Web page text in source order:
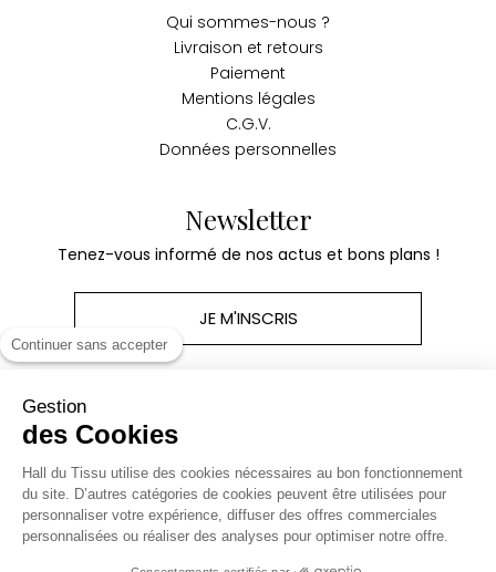
Continuer sans accepter
Gestion
des Cookies
Hall du Tissu utilise des cookies nécessaires au bon fonctionnement
du site. D’autres catégories de cookies peuvent être utilisées pour
personnaliser votre expérience, diffuser des offres commerciales
personnalisées ou réaliser des analyses pour optimiser notre offre.
Qui sommes-nous ?
Livraison et retours
Paiement
Mentions légales
C.G.V.
Données personnelles
Newsletter
Tenez-vous informé de nos actus et bons plans !
JE M'INSCRIS
Produits
Notre société